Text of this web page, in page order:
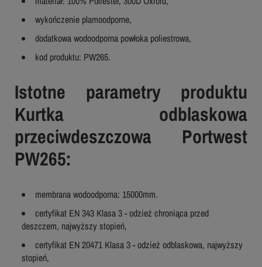
wykończenie plamoodporne,
dodatkowa wodoodporna powłoka poliestrowa,
kod produktu: PW265.
Istotne parametry produktu
Kurtka odblaskowa
przeciwdeszczowa Portwest
PW265:
membrana wodoodporna: 15000mm.
certyfikat EN 343 Klasa 3 - odzież chroniąca przed
deszczem, najwyższy stopień,
certyfikat EN 20471 Klasa 3 - odzież odblaskowa, najwyższy
stopień,